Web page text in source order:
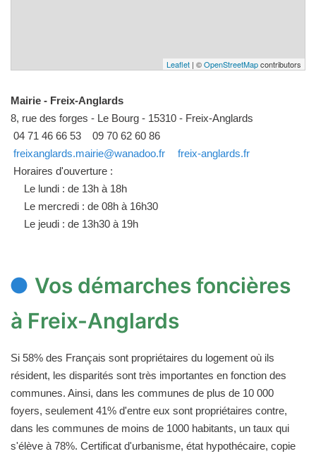
Leaflet | ©OpenStreetMapcontributors
Mairie - Freix-Anglards
8, rue des forges - Le Bourg - 15310 - Freix-Anglards
04 71 46 66 53
09 70 62 60 86
freixanglards.mairie@wanadoo.fr
freix-anglards.fr
Horaires d'ouverture :
Le lundi : de 13h à 18h
Le mercredi : de 08h à 16h30
Le jeudi : de 13h30 à 19h
Vos démarches foncières
à Freix-Anglards
Si 58% des Français sont propriétaires du logement où ils
résident, les disparités sont très importantes en fonction des
communes. Ainsi, dans les communes de plus de 10 000
foyers, seulement 41% d'entre eux sont propriétaires contre,
dans les communes de moins de 1000 habitants, un taux qui
s'élève à 78%. Certificat d'urbanisme, état hypothécaire, copie